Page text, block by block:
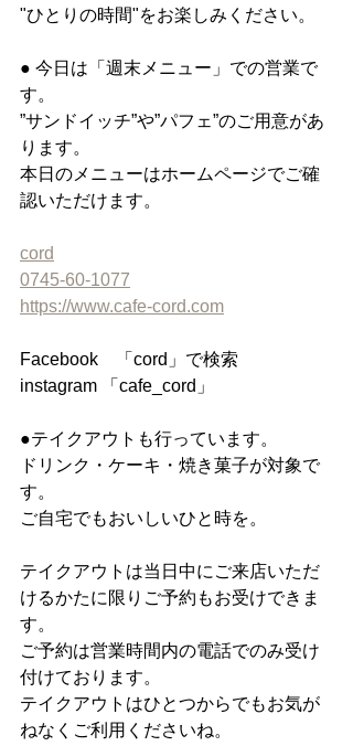
"ひとりの時間"をお楽しみください。
● 今日は「週末メニュー」での営業で
す。
”サンドイッチ”や”パフェ”のご用意があ
ります。
本日のメニューはホームページでご確
認いただけます。
cord
0745-60-1077
https://www.cafe-cord.com
Facebook　「cord」で検索
instagram 「cafe_cord」
●テイクアウトも行っています。
ドリンク・ケーキ・焼き菓子が対象で
す。
ご自宅でもおいしいひと時を。
テイクアウトは当日中にご来店いただ
けるかたに限りご予約もお受けできま
す。
ご予約は営業時間内の電話でのみ受け
付けております。
テイクアウトはひとつからでもお気が
ねなくご利用くださいね。